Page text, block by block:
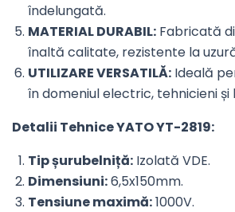
îndelungată.
MATERIAL DURABIL: Fabricată
înaltă calitate, rezistente la
UTILIZARE VERSATILĂ: Ideală
în domeniul electric, tehnicieni și
Detalii Tehnice YATO YT-2819:
Tip șurubelniță: Izolată VDE.
Dimensiuni:6,5x150mm.
Tensiune maximă:1000V.